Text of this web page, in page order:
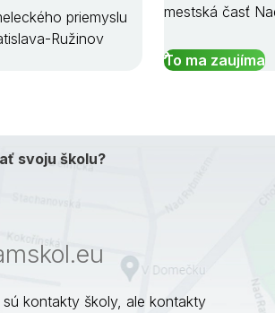
priemyslu
Ružinov
mestská časť
To ma zaujíma
svoju školu?
kontakty školy, ale kontakty